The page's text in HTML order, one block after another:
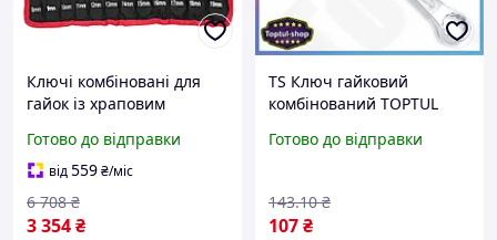
Ключі комбіновані для
гайок із храповим
мм 12 шт. у плахті для
зручності роботи
Готово до відправки
від559₴/міс
3 354₴
6 708 ₴
TS Ключ гайковий
комбінований TOPTUL
для роботи з гайками та
мех SHT55_Q
Готово до відправки
107₴
143.10 ₴